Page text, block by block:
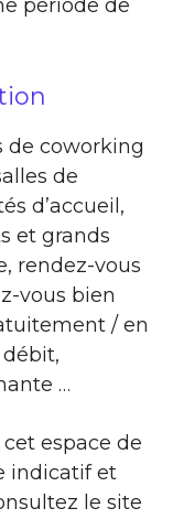
période de
de coworking
de
d’accueil,
et grands
rendez-vous
vous bien
/ en
…
espace de
indicatif et
le site